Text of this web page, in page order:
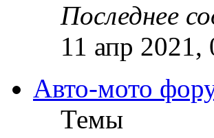
Последнее
11 апр 2021,
Авто-мото
Темы